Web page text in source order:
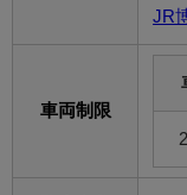
JR
車両制限